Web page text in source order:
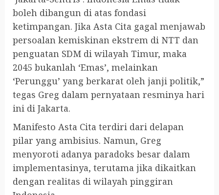
boleh dibangun di atas fondasi
ketimpangan. Jika Asta Cita gagal menjawab
persoalan kemiskinan ekstrem di NTT dan
penguatan SDM di wilayah Timur, maka
2045 bukanlah ‘Emas’, melainkan
‘Perunggu’ yang berkarat oleh janji politik,”
tegas Greg dalam pernyataan resminya hari
ini di Jakarta.
Manifesto Asta Cita terdiri dari delapan
pilar yang ambisius. Namun, Greg
menyoroti adanya paradoks besar dalam
implementasinya, terutama jika dikaitkan
dengan realitas di wilayah pinggiran